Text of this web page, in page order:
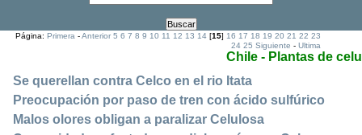
Página:Primera -Anterior 5 6 7 8 9 10 11 12 13 14 [15]16 17 18 19 20 21 22 23
24 25 Siguiente -Ultima
Chile - Plantas de
Se querellan contra Celco en el rio Itata
Preocupación por paso de tren con ácido sulfúrico
Malos olores obligan a paralizar Celulosa